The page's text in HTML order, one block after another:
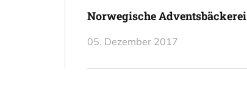
Norwegische Adventsbäckerei
05. Dezember 2017